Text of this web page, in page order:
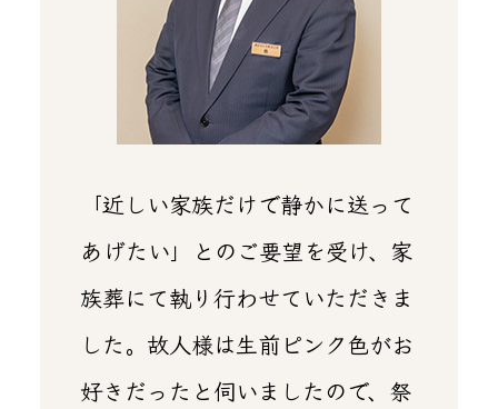
「近しい家族だけで静かに送って
あげたい」とのご要望を受け、家
族葬にて執り行わせていただきま
した。故人様は生前ピンク色がお
好きだったと伺いましたので、祭